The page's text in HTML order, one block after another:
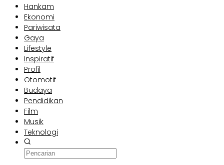
Hankam
Ekonomi
Pariwisata
Gaya
Lifestyle
Inspiratif
Profil
Otomotif
Budaya
Pendidikan
Film
Musik
Teknologi